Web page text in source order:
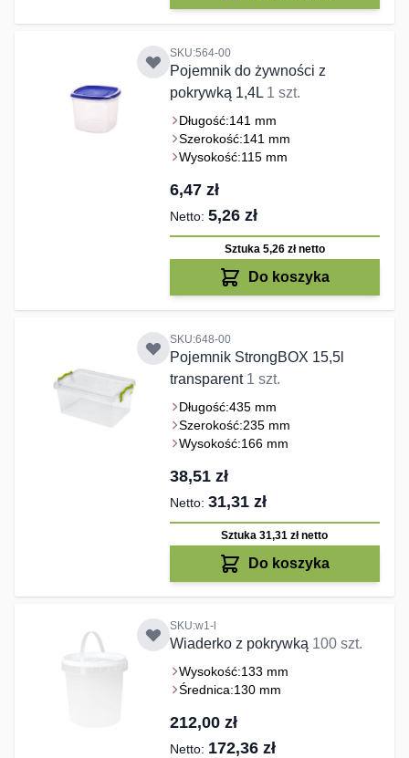
SKU:564-00
Pojemnik do żywności z
pokrywką 1,4L 1 szt.
Długość:141 mm
Szerokość:141 mm
Wysokość:115 mm
6,47 zł
5,26 zł
Sztuka 5,26 złnetto
Do koszyka
SKU:648-00
Pojemnik StrongBOX 15,5l
transparent 1 szt.
Długość:435 mm
Szerokość:235 mm
Wysokość:166 mm
38,51 zł
31,31 zł
Sztuka 31,31 złnetto
Do koszyka
SKU:w1-l
Wiaderko z pokrywką 100 szt.
Wysokość:133 mm
Średnica:130 mm
212,00 zł
172,36 zł